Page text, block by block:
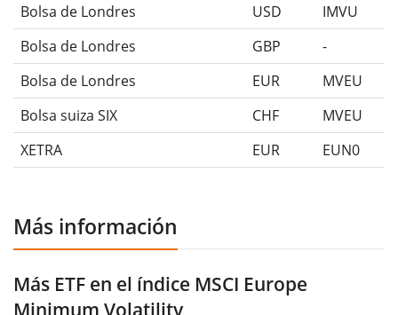
Bolsa de Londres
USD
IMVU
Bolsa de Londres
GBP
-
Bolsa de Londres
EUR
MVEU
Bolsa suiza SIX
CHF
MVEU
XETRA
EUR EUN0
Más información
Más ETF en el índice MSCI Europe
Minimum Volatility